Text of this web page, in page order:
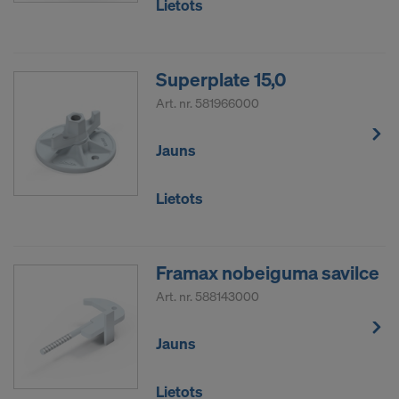
Lietots
Superplate 15,0
Art. nr. 581966000
Jauns
Lietots
Framax nobeiguma savilce
Art. nr. 588143000
Jauns
Lietots